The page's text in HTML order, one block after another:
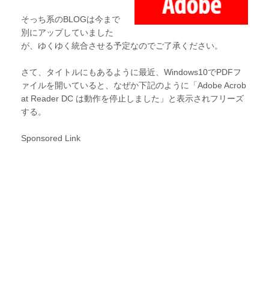
そっち系のBLOGは今まで
別にアップしていました
が、ゆくゆく統合させる予定なのでご了承ください。
さて、タイトルにもあるように最近、Windows10でPDFフ
ァイルを開いていると、なぜか下記のように「Adobe Acrob
at Reader DC は動作を停止しました」と表示されフリーズ
する。
Sponsored Link